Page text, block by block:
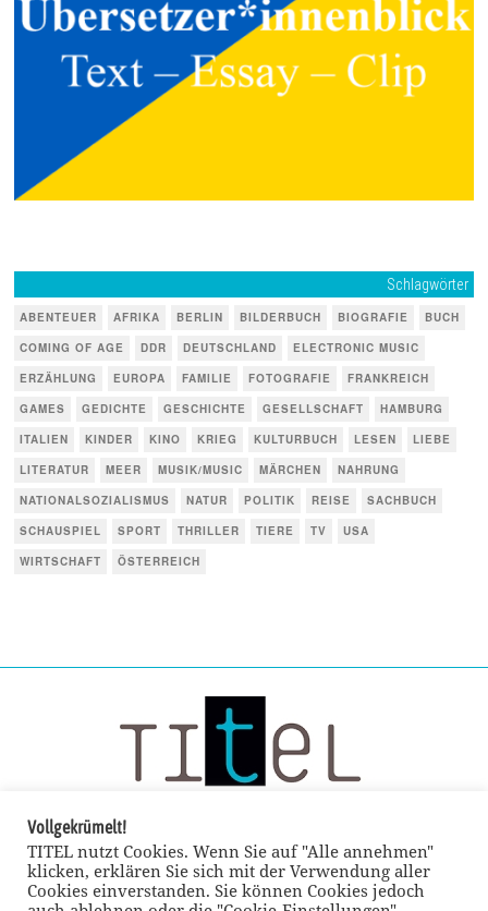
Schlagwörter
ABENTEUER AFRIKA BERLIN BILDERBUCH BIOGRAFIE
BUCH
COMING OF AGE
DDR DEUTSCHLAND
ELECTRONIC MUSIC
ERZÄHLUNG
EUROPA FAMILIE FOTOGRAFIE
FRANKREICH
GAMES
GEDICHTE GESCHICHTE GESELLSCHAFT
HAMBURG
ITALIEN
KINDER KINO KRIEG KULTURBUCH LESEN
LIEBE
LITERATUR
MEER MUSIK/MUSIC MÄRCHEN
NAHRUNG
NATIONALSOZIALISMUS
NATUR POLITIK REISE
SACHBUCH
SCHAUSPIEL
SPORT THRILLER TIERE TV
USA
WIRTSCHAFT
ÖSTERREICH
Vollgekrümelt!
TITEL nutzt Cookies. Wenn Sie auf "Alle annehmen"
klicken, erklären Sie sich mit der Verwendung aller
Cookies einverstanden. Sie können Cookies jedoch